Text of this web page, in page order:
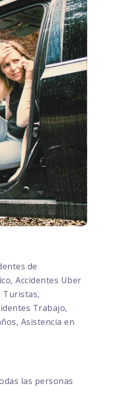
de
Accidentes Uber
Turistas,
Trabajo,
Asistencia en
las personas